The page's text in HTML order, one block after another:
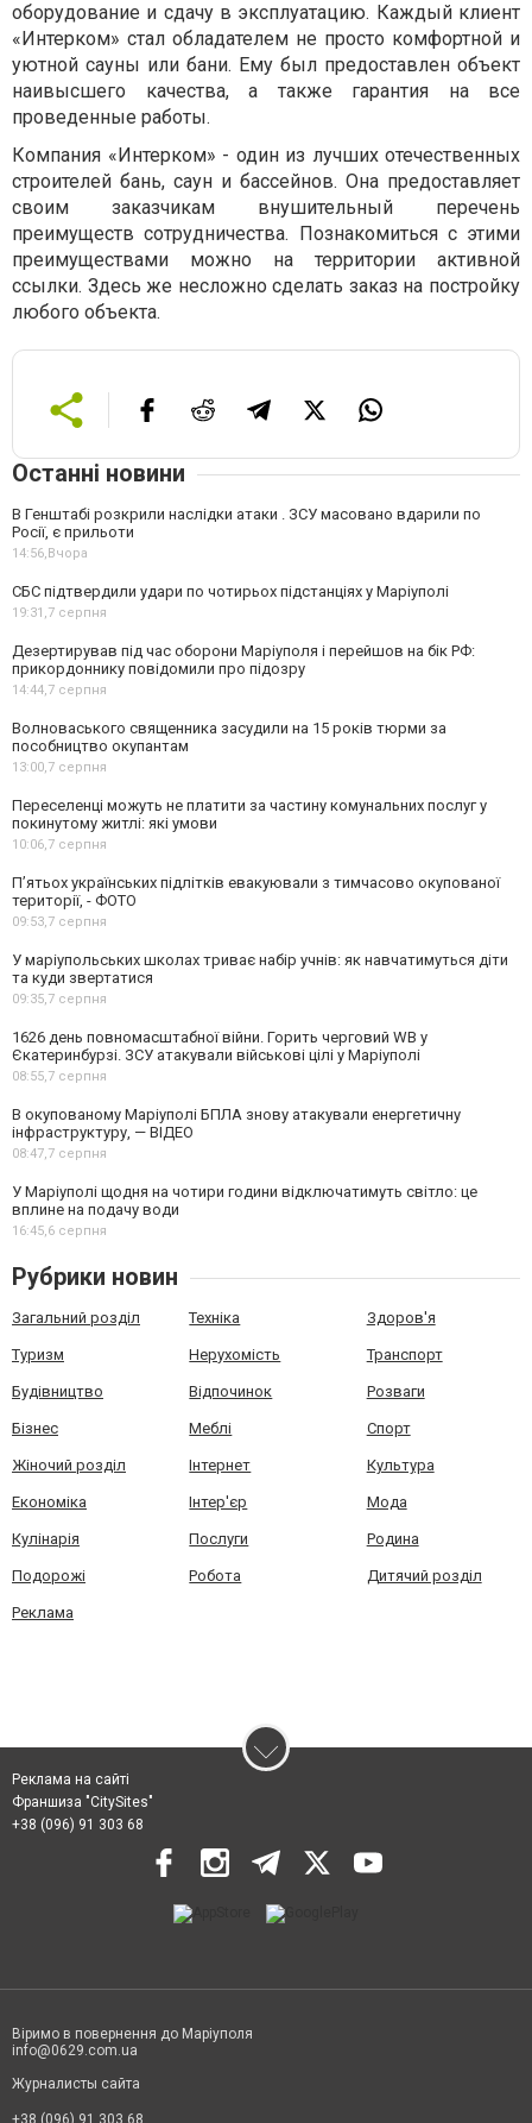
оборудование и сдачу в эксплуатацию. Каждый клиент
«Интерком» стал обладателем не просто комфортной и
уютной сауны или бани. Ему был предоставлен объект
наивысшего качества, а также гарантия на все
проведенные работы.
Компания «Интерком» - один из лучших отечественных
строителей бань, саун и бассейнов. Она предоставляет
своим заказчикам внушительный перечень
преимуществ сотрудничества. Познакомиться с этими
преимуществами можно на территории активной
ссылки. Здесь же несложно сделать заказ на постройку
любого объекта.
Останні новини
В Генштабі розкрили наслідки атаки . ЗСУ масовано вдарили по
Росії, є прильоти
14:56,Вчора
СБС підтвердили удари по чотирьох підстанціях у Маріуполі
19:31,7 серпня
Дезертирував під час оборони Маріуполя і перейшов на бік РФ:
прикордоннику повідомили про підозру
14:44,7 серпня
Волноваського священника засудили на 15 років тюрми за
пособництво окупантам
13:00,7 серпня
Переселенці можуть не платити за частину комунальних послуг у
покинутому житлі: які умови
10:06,7 серпня
П’ятьох українських підлітків евакуювали з тимчасово окупованої
території, - ФОТО
09:53,7 серпня
У маріупольських школах триває набір учнів: як навчатимуться діти
та куди звертатися
09:35,7 серпня
1626 день повномасштабної війни. Горить черговий WB у
Єкатеринбурзі. ЗСУ атакували військові цілі у Маріуполі
08:55,7 серпня
В окупованому Маріуполі БПЛА знову атакували енергетичну
інфраструктуру, — ВІДЕО
08:47,7 серпня
У Маріуполі щодня на чотири години відключатимуть світло: це
вплине на подачу води
16:45,6 серпня
Рубрики новин
Загальний розділ Техніка Здоров'я
Туризм Нерухомість Транспорт
Будівництво Відпочинок Розваги
Бізнес Меблі Спорт
Жіночий розділ Інтернет Культура
Економіка Інтер'єр Мода
Кулінарія Послуги Родина
Подорожі Робота Дитячий розділ
Реклама
Реклама на сайті
Франшиза "CitySites"
+38 (096) 91 303 68
Віримо в повернення до Маріуполя
info@0629.com.ua
Журналисты сайта
+38 (096) 91 303 68